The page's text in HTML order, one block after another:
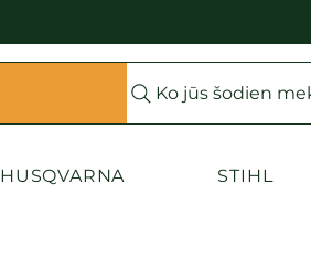
Ko jūs šodien
HUSQVARNA STIHL